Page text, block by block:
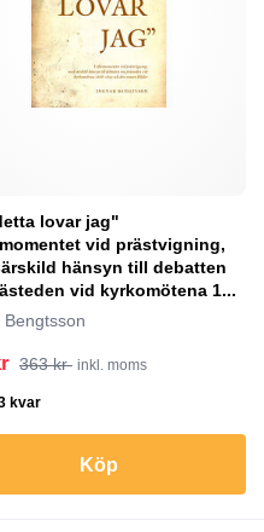
lovar jag"
vid prästvigning,
hänsyn till debatten
vid kyrkomötena 1...
Bengtsson
363 kr inkl. moms
kvar
Köp